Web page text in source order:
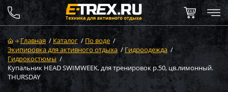
Главная / Каталог / По воде /
Экипировка для активного отдыха / Гидроодежда /
Гидрокостюмы /
Купальник HEAD SWIMWEEK, для тренировок р.50, цв.лимонный.
THURSDAY